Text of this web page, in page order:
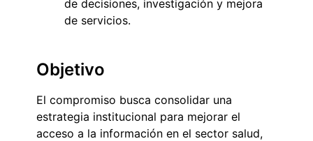
de decisiones, investigación y mejora
de servicios.
Objetivo
El compromiso busca consolidar una
estrategia institucional para mejorar el
acceso a la información en el sector salud,